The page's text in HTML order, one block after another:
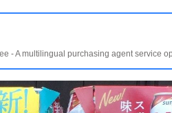
- A multilingual purchasing agent service